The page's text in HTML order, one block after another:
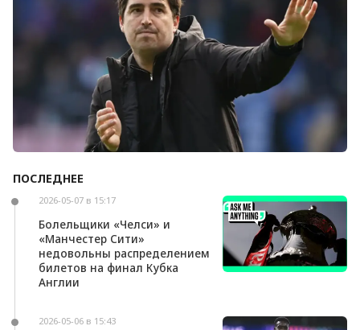
Андони Ираола может возглавить «Кристал
ПОСЛЕДНЕЕ
2026-05-07 в 15:17
Болельщики «Челси» и
«Манчестер Сити»
недовольны распределением
билетов на финал Кубка
Англии
2026-05-06 в 15:43